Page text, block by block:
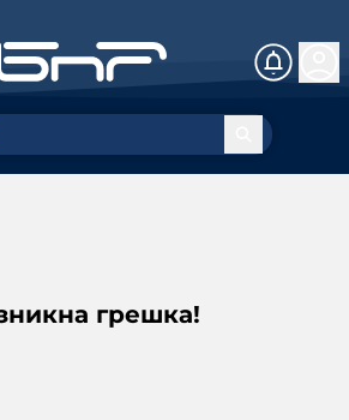
грешка!